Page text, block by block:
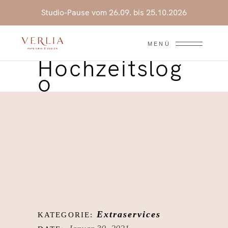
Studio-Pause vom 26.09. bis 25.10.2026
MENÜ
Hochzeitslog
o
KATEGORIE: Extraservices